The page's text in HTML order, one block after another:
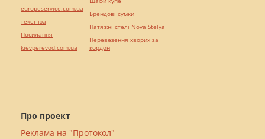
Про проект
Реклама на "Протокол"
europeservice.com.ua
текст юа
Посилання
kievperevod.com.ua
Брендові сумки
Натяжні стелі Nova Stelya
Перевезення хворих за
кордон